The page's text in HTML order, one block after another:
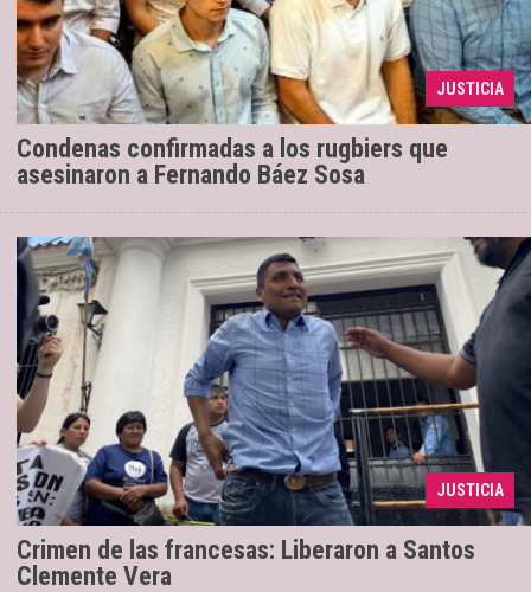
JUSTICIA
Condenas confirmadas a los rugbiers que
asesinaron a Fernando Báez Sosa
23/03/2024
Cinco de los acusados cumplen prisión
perpetua, tres enfrentan 15 años
JUSTICIA
Crimen de las francesas: Liberaron a Santos
Clemente Vera
11/12/2023 En libertad, Santos Clemente Vera
reafirmó su inocencia y apuntó a la Justicia de Salta.
“No entiendo por qué a mí, hoy soy yo y puede
haber sido cua ...